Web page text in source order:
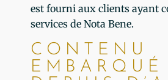
est fourni aux clients ayant
services de Nota Bene.
CONTENU
EMBARQUÉ